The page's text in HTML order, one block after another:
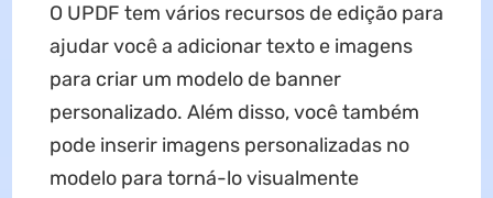
O UPDF tem vários recursos de edição para
ajudar você a adicionar texto e imagens
para criar um modelo de banner
personalizado. Além disso, você também
pode inserir imagens personalizadas no
modelo para torná-lo visualmente